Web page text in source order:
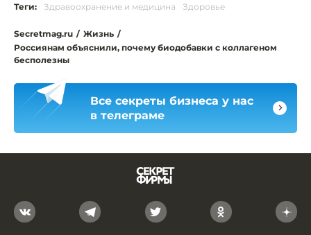
Теги: Здравоохранение и медицина Здоровье
Secretmag.ru / Жизнь /
Россиянам объяснили, почему биодобавки с коллагеном
бесполезны
Все секреты бизнеса у нас
в телеграме